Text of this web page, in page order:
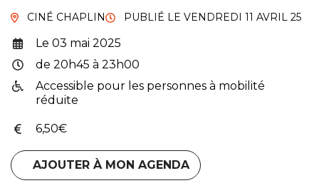
CINÉ CHAPLIN PUBLIÉ LE VENDREDI 11 AVRIL 25
Infos utiles
Le 03 mai 2025
de 20h45 à 23h00
Accessible pour les personnes à mobilité
réduite
6,50€
AJOUTER À MON AGENDA